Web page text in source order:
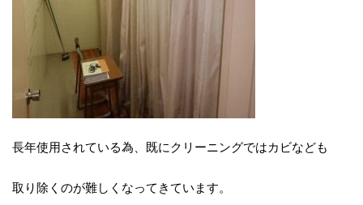
長年使用されている為、既にクリーニングではカビなども
取り除くのが難しくなってきています。